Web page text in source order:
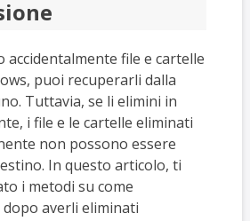
accidentalmente file e cartelle
puoi recuperarli dalla
Tuttavia, se li elimini in
i file e le cartelle eliminati
non possono essere
In questo articolo, ti
i metodi su come
averli eliminati